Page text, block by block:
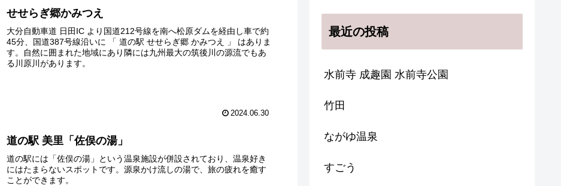
せせらぎ郷かみつえ
大分自動車道 日田IC より国道212号線を南へ松原ダムを経由し車で約
45分、国道387号線沿いに 「 道の駅 せせらぎ郷 かみつえ 」 はありま
す。自然に囲まれた地域にあり隣には九州最大の筑後川の源流でもあ
る川原川があります。
2024.06.30
道の駅 美里「佐俣の湯」
道の駅には「佐俣の湯」という温泉施設が併設されており、温泉好き
にはたまらないスポットです。源泉かけ流しの湯で、旅の疲れを癒す
ことができます。
最近の投稿
水前寺 成趣園 水前寺公園
竹田
ながゆ温泉
すごう